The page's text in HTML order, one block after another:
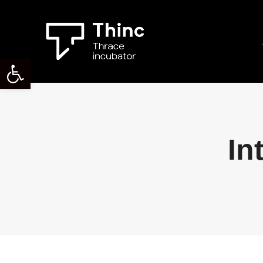
Ανοίξτε τη γραμμή εργαλείων